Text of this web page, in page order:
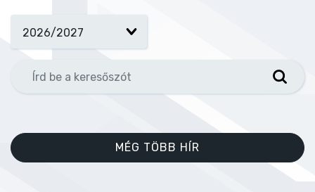
MÉG TÖBB HÍR